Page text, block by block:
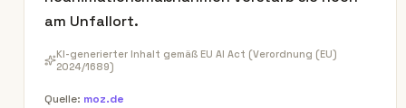
am Unfallort.
KI-generierter Inhalt gemäß EU AI Act (Verordnung (EU)
2024/1689)
Quelle: moz.de